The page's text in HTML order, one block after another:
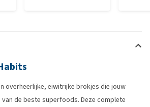
overheerlijke, eiwitrijke brokjes die jouw
de beste superfoods. Deze complete